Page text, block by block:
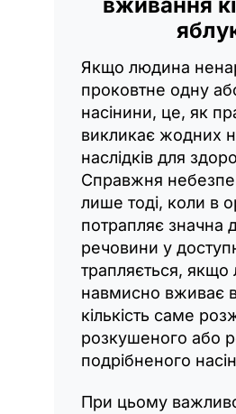
Якщо людина
проковтне одну або
насінини, це, як
викликає жодних
наслідків для
Справжня
лише тоді, коли в
потрапляє значна
речовини у
трапляється,
навмисно вживає
кількість саме
розкушеного або
подрібненого
При цьому